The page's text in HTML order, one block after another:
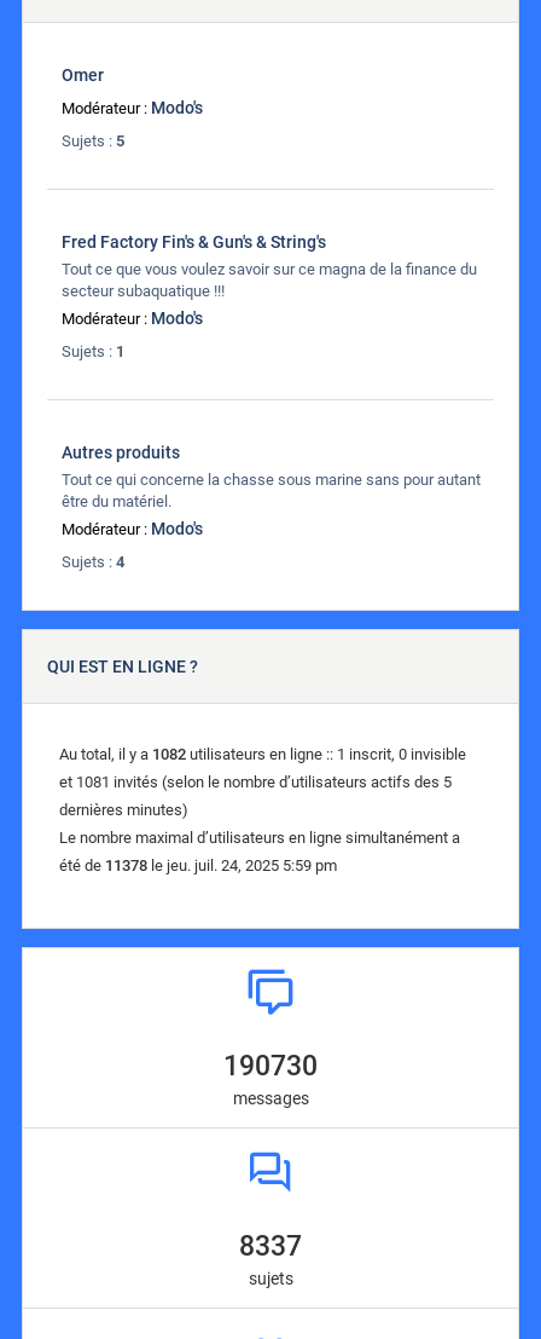
Omer
Modérateur : Modo's
Sujets : 5
Fred Factory Fin's & Gun's & String's
Tout ce que vous voulez savoir sur ce magna de la finance du
secteur subaquatique !!!
Modérateur : Modo's
Sujets : 1
Autres produits
Tout ce qui concerne la chasse sous marine sans pour autant
être du matériel.
Modérateur : Modo's
Sujets : 4
QUI EST EN LIGNE ?
Au total, il y a 1082 utilisateurs en ligne :: 1 inscrit, 0 invisible
et 1081 invités (selon le nombre d’utilisateurs actifs des 5
dernières minutes)
Le nombre maximal d’utilisateurs en ligne simultanément a
été de 11378 le jeu. juil. 24, 2025 5:59 pm
190730
messages
8337
sujets